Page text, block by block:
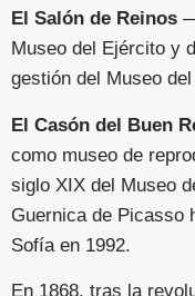
El Salón de Reinos
Museo del Ejército y
gestión del Museo
El Casón del Buen
como museo de
siglo XIX del Museo
Guernica de Picasso
Sofía en 1992.
En 1868, tras la